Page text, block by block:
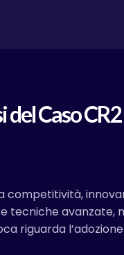
Caso CR2
competitività,
tecniche avanzate,
riguarda